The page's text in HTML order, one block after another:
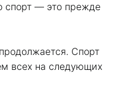
спорт — это прежде
Спорт
всех на следующих